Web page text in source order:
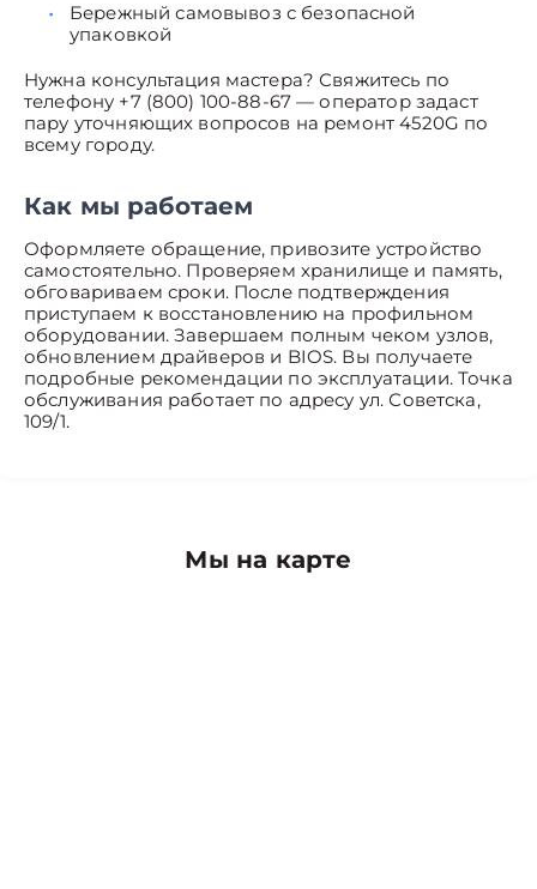
Бережный самовывоз с безопасной
упаковкой
Нужна консультация мастера? Свяжитесь по
телефону +7 (800) 100-88-67 — оператор задаст
пару уточняющих вопросов на ремонт 4520G по
всему городу.
Как мы работаем
Оформляете обращение, привозите устройство
самостоятельно. Проверяем хранилище и память,
обговариваем сроки. После подтверждения
приступаем к восстановлению на профильном
оборудовании. Завершаем полным чеком узлов,
обновлением драйверов и BIOS. Вы получаете
подробные рекомендации по эксплуатации. Точка
обслуживания работает по адресу ул. Советска,
109/1.
Мы на карте